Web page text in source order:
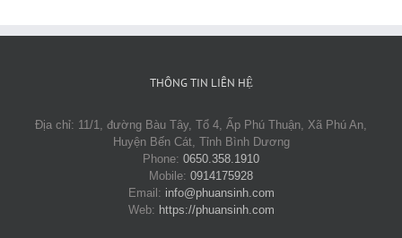
THÔNG TIN LIÊN HỆ
Địa chỉ: 11/1, đường Bàu Tây, Tổ 4, Ấp Phú Thuận, Xã Phú An,
Huyện Bến Cát, Tỉnh Bình Dương
Phone: 0650.358.1910
Mobile: 0914175928
Email: info@phuansinh.com
Web: https://phuansinh.com